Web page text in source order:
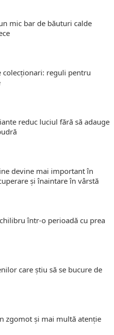
mic bar de băuturi calde
colecționari: reguli pentru
reduc luciul fără să adauge
devine mai important în
și înaintare în vârstă
într-o perioadă cu prea
care știu să se bucure de
zgomot și mai multă atenție